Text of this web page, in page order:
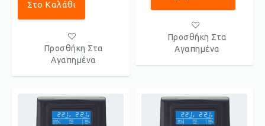
Στο Καλάθι
Προσθήκη Στα
Αγαπημένα
Προσθήκη Στα
Αγαπημένα